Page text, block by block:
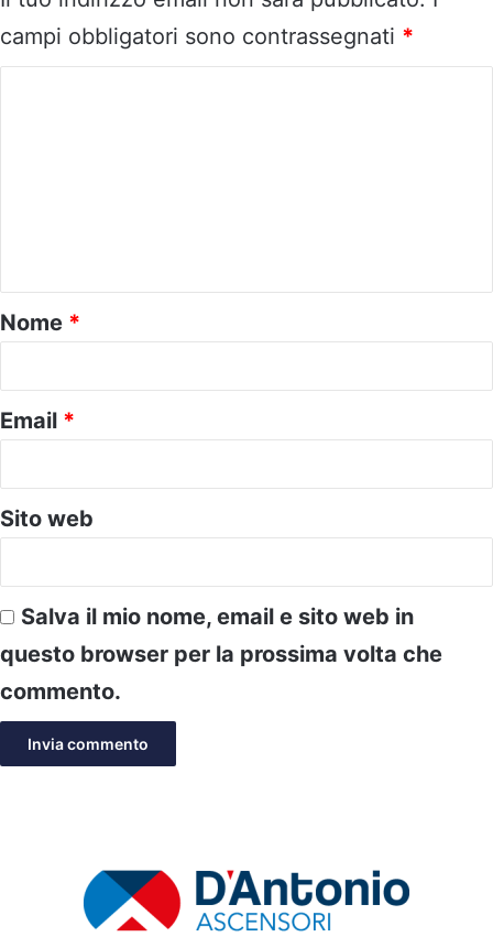
campi obbligatori sono contrassegnati *
o
*
Nome *
Email *
Sito web
Salva il mio nome, email e sito web in
questo browser per la prossima volta che
commento.